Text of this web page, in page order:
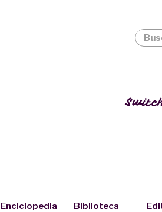
Enciclopedia Biblioteca